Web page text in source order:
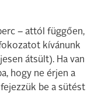
– attól függően,
kívánunk
átsült). Ha van
hogy ne érjen a
be a sütést